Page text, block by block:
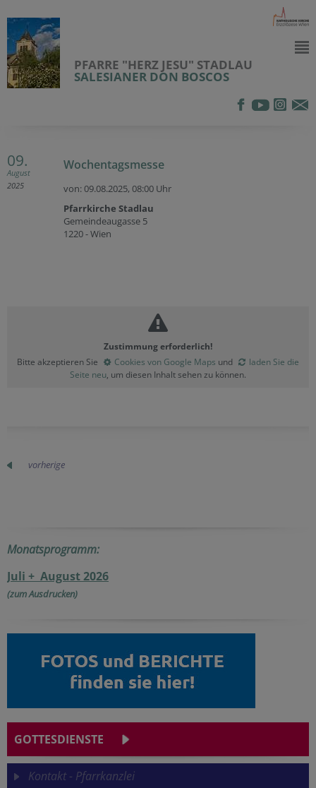
PFARRE "HERZ JESU" STADLAU
SALESIANER DON BOSCOS
09.
August
2025
Wochentagsmesse
von: 09.08.2025,08:00 Uhr
Pfarrkirche Stadlau
Gemeindeaugasse 5
1220 - Wien
Zustimmung erforderlich!
Bitte akzeptieren Sie
Cookies von Google Maps und
laden Sie die
Seite neu, um diesen Inhalt sehen zu können.
vorherige
Monatsprogramm:
Juli + August 2026
(zum Ausdrucken)
GOTTESDIENSTE
Kontakt - Pfarrkanzlei